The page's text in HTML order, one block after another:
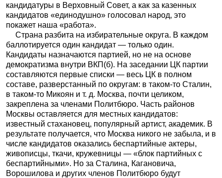
кандидатуры в Верховный Совет, а как за казенных
кандидатов «единодушно» голосовал народ, это
покажет наша «работа».
Страна разбита на избирательные округа. В каждом
баллотируется один кандидат — только один.
Кандидаты назначаются партией, но не на основе
демократизма внутри ВКП(б). На заседании ЦК партии
составляются первые списки — весь ЦК в полном
составе, разверстанный по округам: в таком-то Сталин,
в таком-то Микоян и т. д. Москва, почти целиком,
закреплена за членами Политбюро. Часть районов
Москвы оставляется для местных кандидатов:
известный стахановец, популярный артист, академик. В
результате получается, что Москва никого не забыла, и в
числе кандидатов оказались беспартийные актеры,
живописцы, ткачи, кружевницы — «блок партийных с
беспартийными». Но за Сталина, Кагановича,
Ворошилова и других членов Политбюро будут